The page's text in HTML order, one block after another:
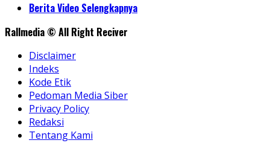
Berita Video Selengkapnya
Rallmedia © All Right Reciver
Disclaimer
Indeks
Kode Etik
Pedoman Media Siber
Privacy Policy
Redaksi
Tentang Kami